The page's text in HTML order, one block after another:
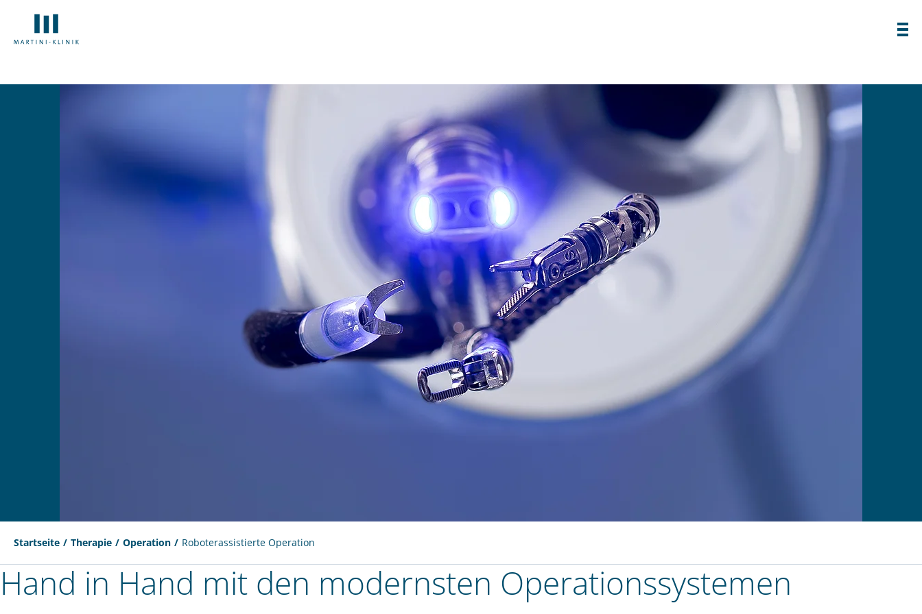
Startseite Therapie Operation Roboterassistierte Operation
Hand in Hand mit den modernsten Operations­systemen